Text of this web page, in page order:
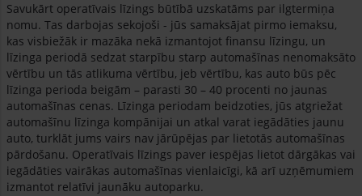
Savukārt operatīvais līzings būtībā uzskatāms par ilgtermiņa
nomu. Tas darbojas sekojoši - jūs samaksājat pirmo iemaksu,
kas visbiežāk ir mazāka nekā izmantojot finansu līzingu, un
līzinga periodā sedzat starpību starp automašīnas nenomaksāto
vērtību un tās atlikuma vērtību, jeb vērtību, kas auto būs pēc
līzinga perioda beigām – parasti 30 – 40 procenti no jaunas
automašīnas cenas. Līzinga periodam beidzoties, jūs atgriežat
automašīnu līzinga kompānijai un atkal varat iegādāties jaunu
auto, turklāt jums vairs nav jārūpējas par lietotās automašīnas
pārdošanu. Operatīvais līzings paver iespējas lietot dārgākas vai
iegādāties vairākas automašīnas vienlaicīgi, kā arī uzņēmumiem
izmantot relatīvi jaunāku autoparku.